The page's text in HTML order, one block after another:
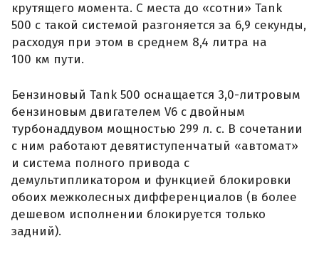
крутящего момента. С места до «сотни» Tank
500 с такой системой разгоняется за 6,9 секунды,
расходуя при этом в среднем 8,4 литра на
100 км пути.
Бензиновый Tank 500 оснащается 3,0-литровым
бензиновым двигателем V6 с двойным
турбонаддувом мощностью 299 л. с. В сочетании
с ним работают девятиступенчатый «автомат»
и система полного привода с
демультипликатором и функцией блокировки
обоих межколесных дифференциалов (в более
дешевом исполнении блокируется только
задний).